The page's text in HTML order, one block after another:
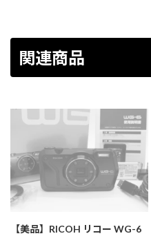
関連商品
【美品】RICOH リコー WG-6